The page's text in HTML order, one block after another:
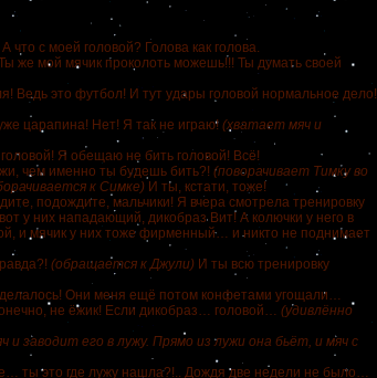
А что с моей головой? Голова как голова.
же мой мячик проколоть можешь!!! Ты думать своей
Ведь это футбол! И тут удары головой нормальное дело!
царапина! Нет! Я так не играю! (хватает мяч и
Я обещаю не бить головой! Всё!
чем именно ты будешь бить?! (поворачивает Тимку во
к Симке) И ты, кстати, тоже!
подождите, мальчики! Я вчера смотрела тренировку
у них нападающий, дикобраз Вит! А колючки у него в
и мячик у них тоже фирменный… и никто не поднимает
(обращается к Джули) И ты всю тренировку
Они меня ещё потом конфетами угощали…
не ёжик! Если дикобраз… головой… (удивлённо
заводит его в лужу. Прямо из лужи она бьёт, и мяч с
ты это где лужу нашла?!.. Дождя две недели не было…